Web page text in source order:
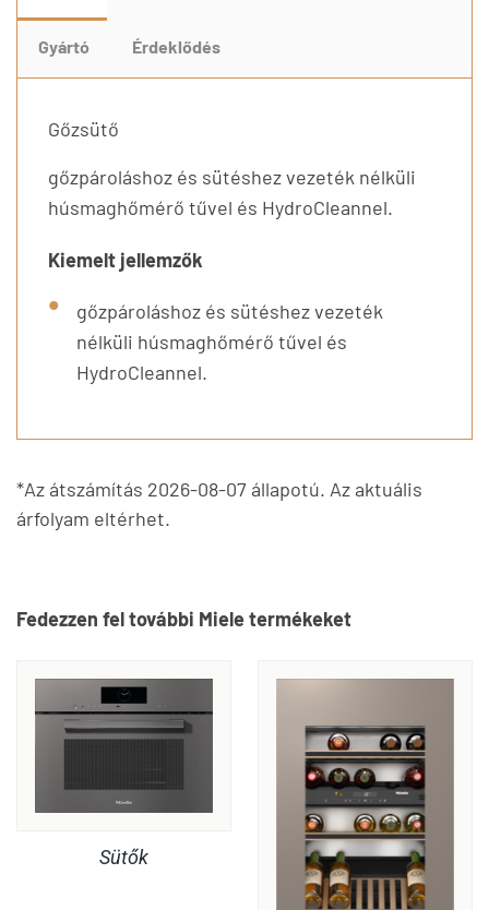
Gyártó Érdeklődés
Gőzsütő
gőzpároláshoz és sütéshez vezeték nélküli
húsmaghőmérő tűvel és HydroCleannel.
Kiemelt jellemzők
gőzpároláshoz és sütéshez vezeték
nélküli húsmaghőmérő tűvel és
HydroCleannel.
*Az átszámítás 2026-08-07 állapotú. Az aktuális
árfolyam eltérhet.
Fedezzen fel további Miele termékeket
Sütők